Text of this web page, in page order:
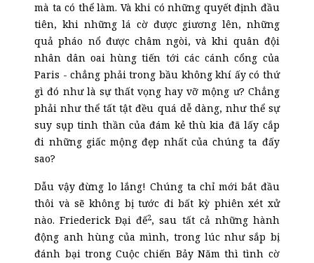
mà ta có thể làm. Và khi có những quyết định đầu
tiên, khi những lá cờ được giương lên, những
quả pháo nổ được châm ngòi, và khi quân đội
nhân dân oai hùng tiến tới cáccánh cổng của
Paris - chẳng phải trong bầu không khí ấy có thứ
gì đó như là sự thất vọng hay vỡ mộng ư? Chẳng
phải như thể tất tật đều quá dễ dàng, như thể sự
suy sụp tinh thần của đám kẻ thù kia đã lấy cắp
đi những giấc mộng đẹp nhất của chúng ta đấy
sao?
Dẫu vậy đừng lo lắng! Chúng ta chỉ mới bắt đầu
thôi và sẽ không bị tước đi bất kỳ phiên xét xử
nào. Friederick Đạiđế2, sau tất cả những hành
động anh hùng của mình, trong lúc như sắp bị
đánh bại trong Cuộc chiến Bảy Năm thì tình cờ